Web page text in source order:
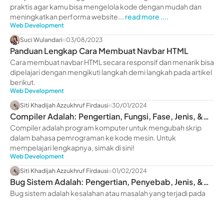
praktis agar kamu bisa mengelola kode dengan mudah dan
meningkatkan performa website... read more ....
Web Development
Suci Wulandari 03/08/2023
Panduan Lengkap Cara Membuat Navbar HTML
Cara membuat navbar HTML secara responsif dan menarik bisa
dipelajari dengan mengikuti langkah demi langkah pada artikel
berikut.
Web Development
Siti Khadijah Azzukhruf Firdausi 30/01/2024
Compiler Adalah: Pengertian, Fungsi, Fase, Jenis, &
Contoh
Compiler adalah program komputer untuk mengubah skrip
dalam bahasa pemrograman ke kode mesin. Untuk
mempelajari lengkapnya, simak di sini!
Web Development
Siti Khadijah Azzukhruf Firdausi 01/02/2024
Bug Sistem Adalah: Pengertian, Penyebab, Jenis, &
Cara Cegah
Bug sistem adalah kesalahan atau masalah yang terjadi pada